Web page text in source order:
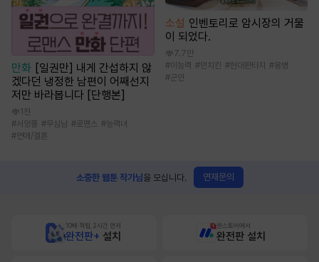
만화
[일권만] 내게 간섭하지 않
겠다던 냉정한 남편이 어째선지
저만 바라봅니다 [단행본]
1천
#서양풍 #무심남 #로맨스 #능력녀
#연애/결혼
소설 인벤토리로 암시장의 거물
이 되었다.
7.7만
#이능력 #먼치킨 #현대판타지 #용병
#군인
소중한 웹툰 작가님을 모십니다. 연재문의
10배 적립, 2시간 먼저
완전판+ 설치
원스토어에서
완전판 설치